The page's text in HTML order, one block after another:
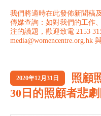
我們將適時在此發佈新聞稿
傳媒查詢：如對我們的工作
注的議題，歡迎致電 2153
media@womencentre.org.hk
2020年12月31日
照顧
30日的照顧者悲